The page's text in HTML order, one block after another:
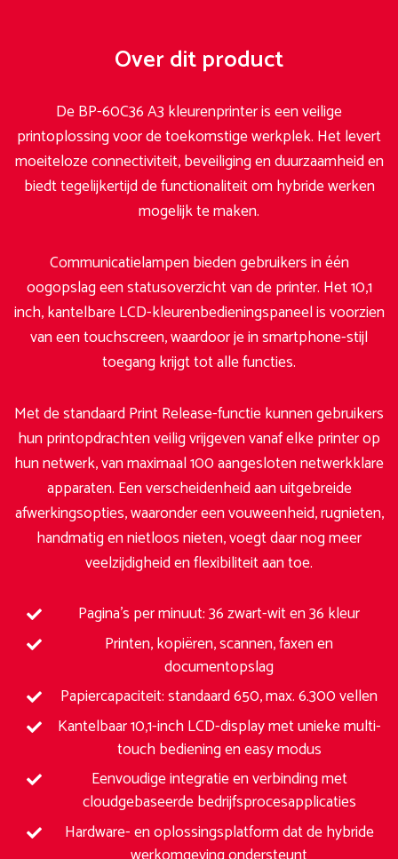
Over dit product
De BP-60C36 A3 kleurenprinter is een veilige
printoplossing voor de toekomstige werkplek. Het levert
moeiteloze connectiviteit, beveiliging en duurzaamheid en
biedt tegelijkertijd de functionaliteit om hybride werken
mogelijk te maken.
Communicatielampen bieden gebruikers in één
oogopslag een statusoverzicht van de printer. Het 10,1
inch, kantelbare LCD-kleurenbedieningspaneel is voorzien
van een touchscreen, waardoor je in smartphone-stijl
toegang krijgt tot alle functies.
Met de standaard Print Release-functie kunnen gebruikers
hun printopdrachten veilig vrijgeven vanaf elke printer op
hun netwerk, van maximaal 100 aangesloten netwerkklare
apparaten. Een verscheidenheid aan uitgebreide
afwerkingsopties, waaronder een vouweenheid, rugnieten,
handmatig en nietloos nieten, voegt daar nog meer
veelzijdigheid en flexibiliteit aan toe.
Pagina’s per minuut: 36 zwart-wit en 36 kleur
Printen, kopiëren, scannen, faxen en
documentopslag
Papiercapaciteit: standaard 650, max. 6.300 vellen
Kantelbaar 10,1-inch LCD-display met unieke multi-
touch bediening en easy modus
Eenvoudige integratie en verbinding met
cloudgebaseerde bedrijfsprocesapplicaties
Hardware- en oplossingsplatform dat de hybride